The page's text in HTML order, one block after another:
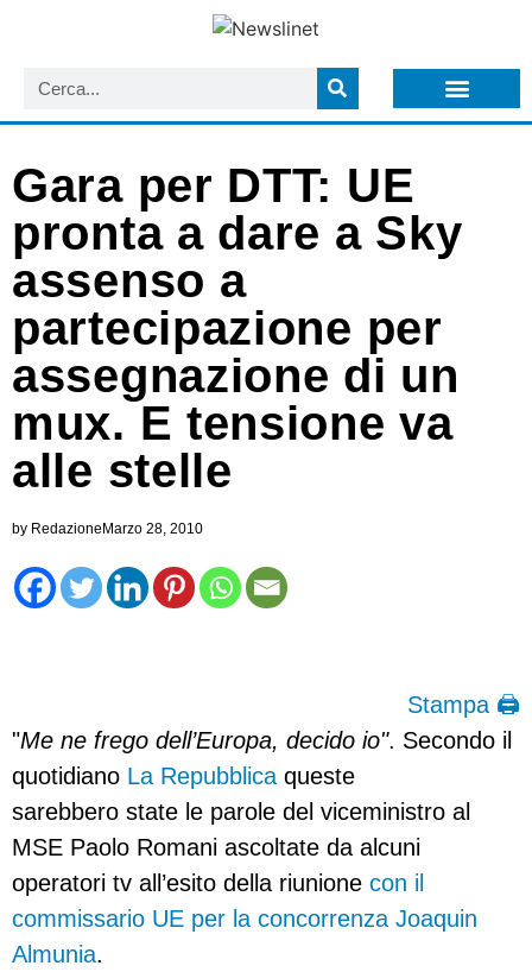
Gara per DTT: UE
pronta a dare a Sky
assenso a
partecipazione per
assegnazione di un
mux. E tensione va
alle stelle
by RedazioneMarzo 28, 2010
Stampa 🖨
"Me ne frego dell’Europa, decido io". Secondo il
quotidiano La Repubblica queste
sarebbero state le parole del viceministro al
MSE Paolo Romani ascoltate da alcuni
operatori tv all’esito della riunione con il
commissario UE per la concorrenza Joaquin
Almunia.